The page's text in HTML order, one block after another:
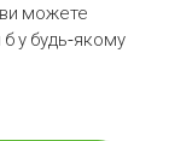
можете
б у будь-якому